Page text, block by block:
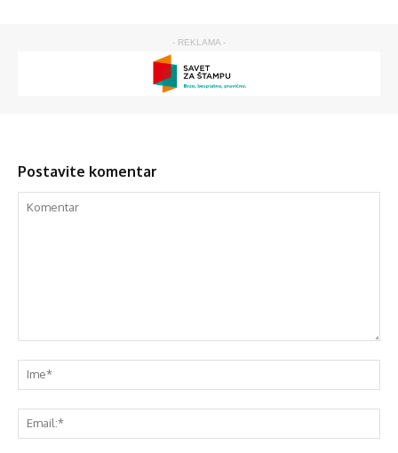
- REKLAMA -
Postavite komentar